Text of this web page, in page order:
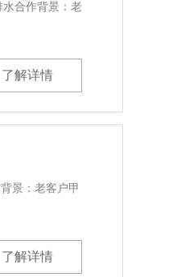
合作背景：老
了解详情
景：老客户甲
了解详情